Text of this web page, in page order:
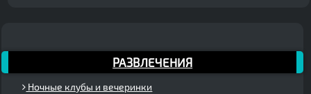
РАЗВЛЕЧЕНИЯ
Ночные клубы и вечеринки